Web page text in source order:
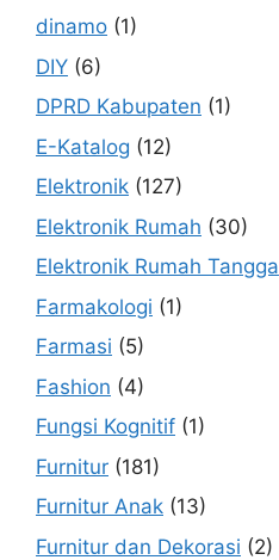
dinamo (1)
DIY (6)
DPRD Kabupaten (1)
E-Katalog (12)
Elektronik (127)
Elektronik Rumah (30)
Elektronik Rumah Tangga
Farmakologi (1)
Farmasi (5)
Fashion (4)
Fungsi Kognitif (1)
Furnitur (181)
Furnitur Anak (13)
Furnitur dan Dekorasi (2)